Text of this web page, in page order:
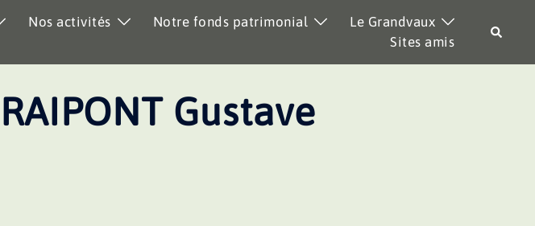
Nos activités Notre fonds patrimonial
Le Grandvaux
Sites amis
Gustave